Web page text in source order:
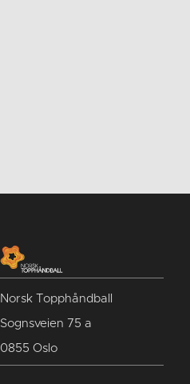
Norsk Topphåndball
Sognsveien 75 a
0855 Oslo